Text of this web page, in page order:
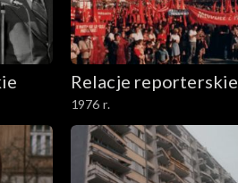
Relacje reporterskie
1976 r.